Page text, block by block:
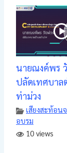
นายณงค์พร
ปลัดเทศบาล
ท่าม่วง
เสียงสะท้อน
อบรม
10 views